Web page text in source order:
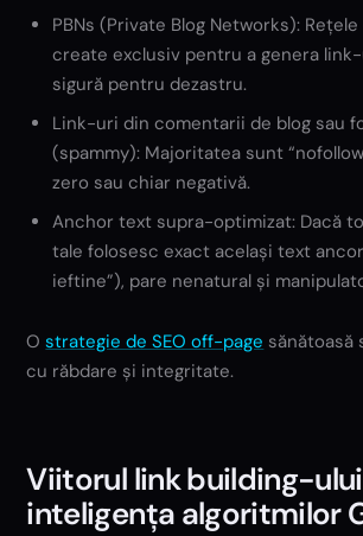
PBNs (Private Blog Networks):
create exclusiv pentru a genera
sigură pentru dezastru.
Link-uri din comentarii de blog sau
(spammy): Majoritatea sunt
zero sau chiar negativă.
Anchor text supra-optimizat: Dacă
tale folosesc exact același text
ieftine”), pare nenatural și
Ostrategie de SEO off-page
cu răbdare și integritate.
Viitorul link building-
inteligența algoritmilor